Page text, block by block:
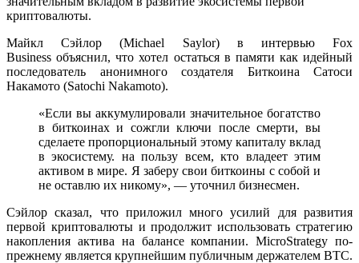
криптовалюты.
Майкл Сэйлор (Michael Saylor) в интервью Fox
Business объяснил, что хотел остаться в памяти как идейный
последователь анонимного создателя Биткоина Сатоси
Накамото (Satochi Nakamoto).
«Если вы аккумулировали значительное богатство
в биткоинах и сожгли ключи после смерти, вы
сделаете пропорциональный этому капиталу вклад
в экосистему. на пользу всем, кто владеет этим
активом в мире. Я заберу свои биткоины с собой и
не оставлю их никому», — уточнил бизнесмен.
Сэйлор сказал, что приложил много усилий для развития
первой криптовалюты и продолжит использовать стратегию
накопления актива на балансе компании. MicroStrategy по-
прежнему является крупнейшим публичным держателем BTC.